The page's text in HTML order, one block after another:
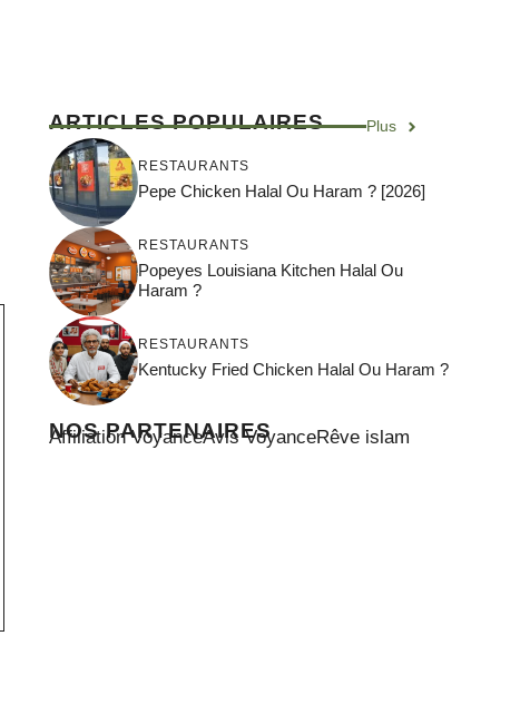
ARTICLES POPULAIRES Plus
RESTAURANTS
Pepe Chicken Halal Ou Haram ? [2026]
RESTAURANTS
Popeyes Louisiana Kitchen Halal Ou
Haram ?
RESTAURANTS
Kentucky Fried Chicken Halal Ou Haram ?
NOS PARTENAIRES
Affiliation VoyanceAvis VoyanceRêve islam